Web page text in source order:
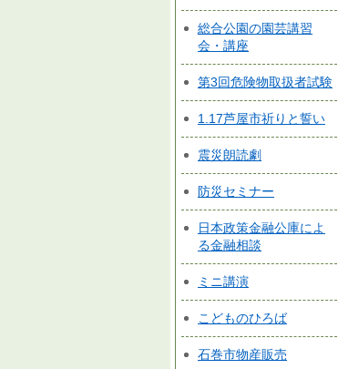
総合公園の園芸講習
会・講座
第3回危険物取扱者試験
1.17芦屋市祈りと誓い
震災朗読劇
防災セミナー
日本政策金融公庫によ
る金融相談
ミニ講演
こどものひろば
石巻市物産販売